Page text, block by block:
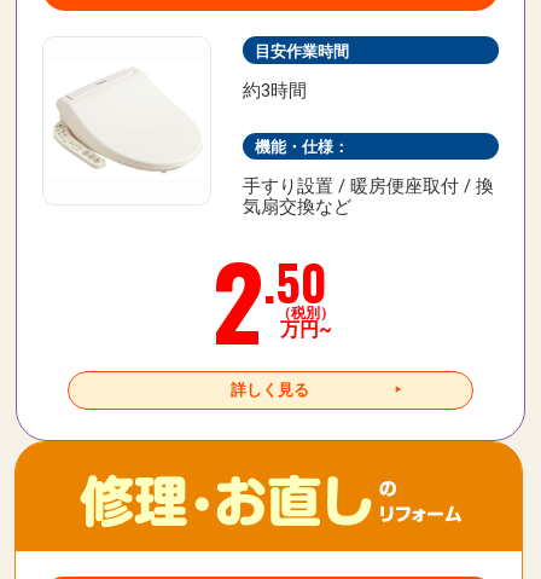
目安作業時間
約3時間
機能・仕様：
手すり設置 / 暖房便座取付 / 換
気扇交換など
2.50
（税別）
万円~
詳しく見る